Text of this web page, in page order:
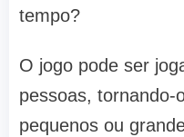
tempo?
O jogo pode ser
pessoas, tornando-
pequenos ou